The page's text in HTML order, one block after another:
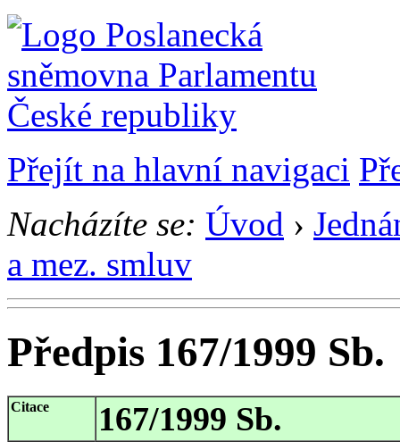
Přejít na hlavní navigaci
Nacházíte se: Úvod ›
a mez. smluv
Předpis 167/1999 Sb.
Citace 167/1999 Sb.